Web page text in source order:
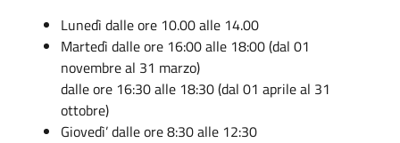
Lunedì dalle ore 10.00 alle 14.00
Martedì dalle ore 16:00 alle 18:00 (dal 01
novembre al 31 marzo)
dalle ore 16:30 alle 18:30 (dal 01 aprile al 31
ottobre)
Giovedì’ dalle ore 8:30 alle 12:30